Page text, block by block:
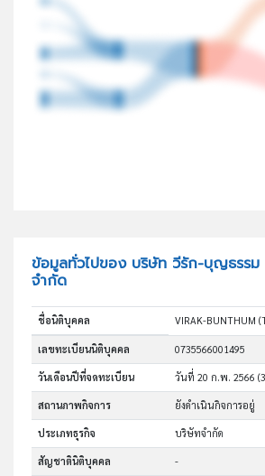
ข้อมูลทั่วไปของ บริษัท วีรัก-บุญธรรม
จำกัด
ชื่อนิติบุคคล VIRAK-BUNTHUM
เลขทะเบียนนิติบุคคล 0735566001495
วันเดือนปีที่จดทะเบียน วันที่ 20 ก.พ. 2566
สถานภาพกิจการ ยังดำเนินกิจการอยู่
ประเภทธุรกิจ บริษัทจำกัด
สัญชาตินิติบุคคล -